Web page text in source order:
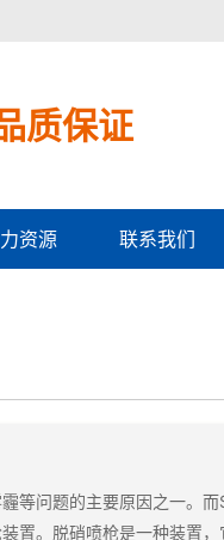
质保证
资源 联系我们
等问题的主要原因之一。
置。脱硝喷枪是一种装置